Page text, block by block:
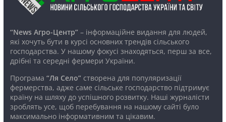
“News Агро-Центр”– інформаційне видання для людей,
які хочуть бути в курсі основних трендів сільського
господарства. У нашому фокусі знаходяться, перш за все,
дрібні та середні фермери України.
Програма “Ля Село”створена для популяризації
фермерства, адже саме сільське господарство підтримує
країну на шляху до успішного розвитку. Наші журналісти
зроблять усе, щоб перебування на нашому сайті було
максимально інформативним та цікавим.